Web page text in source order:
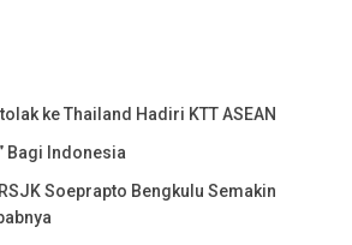
ke Thailand Hadiri KTT ASEAN
Bagi Indonesia
Soeprapto Bengkulu Semakin